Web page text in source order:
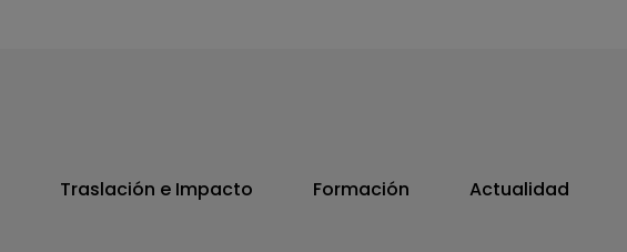
Traslación e Impacto Formación Actualidad